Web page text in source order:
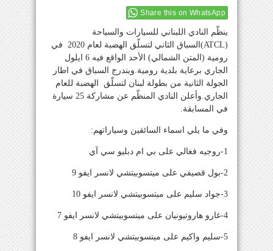
Share this on WhatsApp
ينظّم النادي اللبناني للسيارات والسياحة
(ATCL)السباق الثاني لتسلّق الهضبة لعام 2020 في
رومية (المتن الشمالي) الأحد الواقع فيه 6 ايلول
الجاري برعاية بلدية رومية.ويندرج السباق في اطار
الجولة الثانية من بطولة لبنان لتسلّق الهضبة للعام
الجاري.وأعلن النادي المنظّم عن مشاركة 25 سيارة
في المسابقة.
وفي ما يلي اسماء السائقين وسياراتهم:
1-روجيه فغالي على بي ام دبليو سي آي
2-بول قصيفي على ميتسوبيتشي لانسر ايفو 9
3-جواد سليم على ميتسوبيتشي لانسر ايفو 10
4-غارو هاروتيونيان على ميتسوبيتشي لانسر ايفو 7
5-سليم واكيم على ميتسوبيتشي لانسر ايفو 8